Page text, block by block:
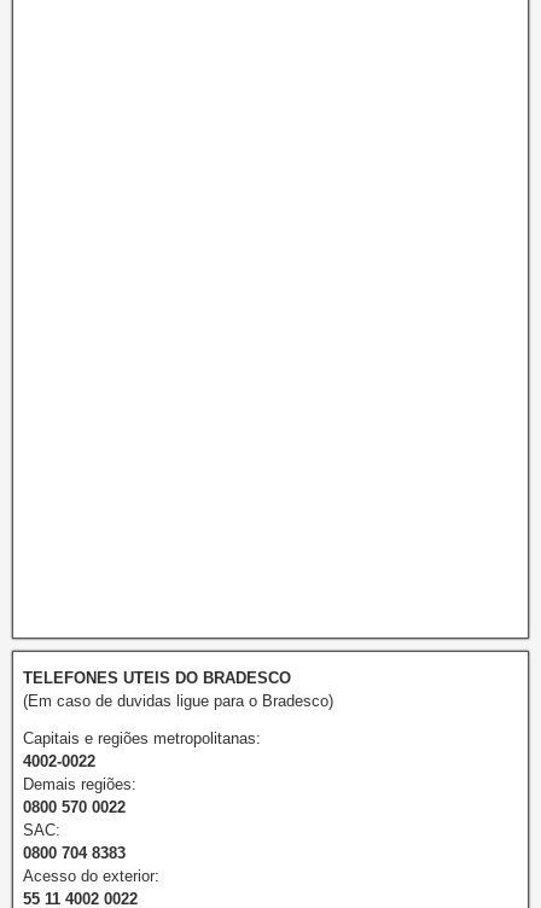
TELEFONES UTEIS DO BRADESCO
(Em caso de duvidas ligue para o Bradesco)
Capitais e regiões metropolitanas:
4002-0022
Demais regiões:
0800 570 0022
SAC:
0800 704 8383
Acesso do exterior:
55 11 4002 0022